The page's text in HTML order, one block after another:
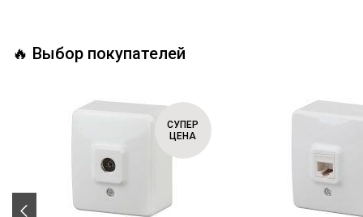
🔥 Выбор покупателей
СУПЕР
ЦЕНА